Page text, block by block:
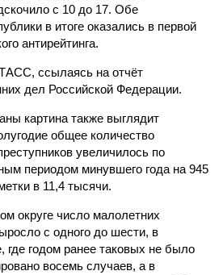
с 10 до 17. Обе
в итоге оказались в первой
антирейтинга.
ссылаясь на отчёт
дел Российской Федерации.
картина также выглядит
общее количество
увеличилось по
периодом минувшего года на 945
в 11,4 тысячи.
округе число малолетних
с одного до шести, в
где годом ранее таковых не было
восемь случаев, а в